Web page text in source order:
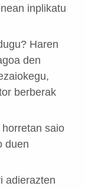
inplikatu
Haren
den
berberak
saio
duen
adierazten